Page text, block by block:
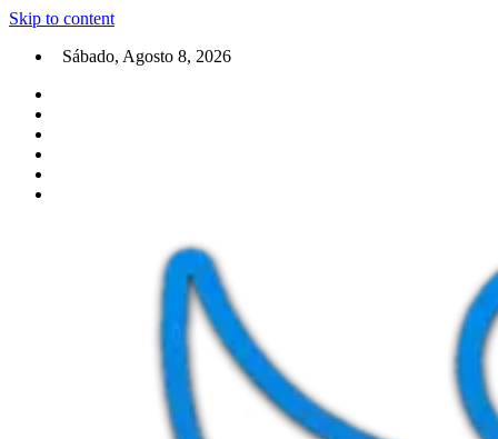
Skip to content
Sábado, Agosto 8, 2026